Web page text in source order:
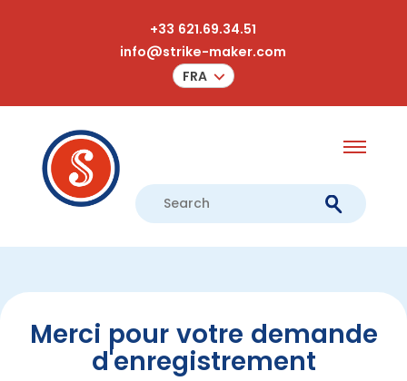
+33 621.69.34.51
info@strike-maker.com
FRA
Merci pour votre demande
d'enregistrement